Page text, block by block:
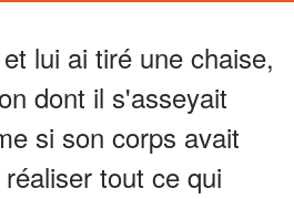
lui ai tiré une chaise,
dont il s'asseyait
si son corps avait
tout ce qui